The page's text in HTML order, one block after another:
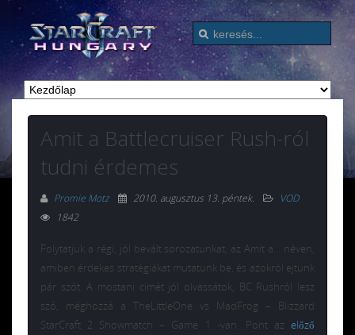
Amit a Battlecruiser Rush-ról
tudni érdemes
Promie Motz 2010. augusztus 13. péntek.
VOD
1842
Folytatjuk a régi, jól bevált sorozatunkat, az Amit a… néven,
amiben érdekes stratégiákat mutatunk be, és azokról ejtünk
pár szót. A mostani címét jól olvassátok, BC Rushról lesz
szó, méghozzá a TheLittleOne vs MadFrog – Blizzard
StarCraft 2 Showmatch – Game 1 -van. Pont az előző